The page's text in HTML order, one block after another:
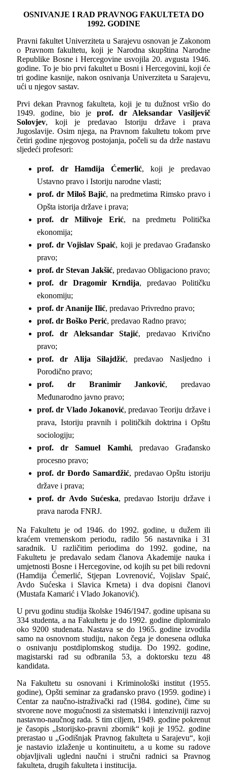
OSNIVANJE I RAD PRAVNOG FAKULTETA DO
1992. GODINE
Pravni fakultet Univerziteta u Sarajevu osnovan je Zakonom
o Pravnom fakultetu, koji je Narodna skupština Narodne
Republike Bosne i Hercegovine usvojila 20. avgusta 1946.
godine. To je bio prvi fakultet u Bosni i Hercegovini, koji će
tri godine kasnije, nakon osnivanja Univerziteta u Sarajevu,
ući u njegov sastav.
Prvi dekan Pravnog fakulteta, koji je tu dužnost vršio do
1949. godine, bio je prof. dr Aleksandar Vasiljevič
Solovjev, koji je predavao Istoriju države i prava
Jugoslavije. Osim njega, na Pravnom fakultetu tokom prve
četiri godine njegovog postojanja, počeli su da drže nastavu
sljedeći profesori:
prof. dr Hamdija Ćemerlić, koji je predavao
Ustavno pravo i Istoriju narodne vlasti;
prof. dr Miloš Bajić, na predmetima Rimsko pravo i
Opšta istorija države i prava;
prof. dr Milivoje Erić, na predmetu Politička
ekonomija;
prof. dr Vojislav Spaić, koji je predavao Građansko
pravo;
prof. dr Stevan Jakšić, predavao Obligaciono pravo;
prof. dr Dragomir Krndija, predavao Političku
ekonomiju;
prof. dr Ananije Ilić, predavao Privredno pravo;
prof. dr Boško Perić, predavao Radno pravo;
prof. dr Aleksandar Stajić, predavao Krivično
pravo;
prof. dr Alija Silajdžić, predavao Nasljedno i
Porodično pravo;
prof. dr Branimir Janković, predavao
Međunarodno javno pravo;
prof. dr Vlado Jokanović, predavao Teoriju države i
prava, Istoriju pravnih i političkih doktrina i Opštu
sociologiju;
prof. dr Samuel Kamhi, predavao Građansko
procesno pravo;
prof. dr Đorđo Samardžić, predavao Opštu istoriju
države i prava;
prof. dr Avdo Sućeska, predavao Istoriju države i
prava naroda FNRJ.
Na Fakultetu je od 1946. do 1992. godine, u dužem ili
kraćem vremenskom periodu, radilo 56 nastavnika i 31
saradnik. U različitim periodima do 1992. godine, na
Fakultetu je predavalo sedam članova Akademije nauka i
umjetnosti Bosne i Hercegovine, od kojih su pet bili redovni
(Hamdija Ćemerlić, Stjepan Lovrenović, Vojislav Spaić,
Avdo Sućeska i Slavica Krneta) i dva dopisni članovi
(Mustafa Kamarić i Vlado Jokanović).
U prvu godinu studija školske 1946/1947. godine upisana su
334 studenta, a na Fakultetu je do 1992. godine diplomiralo
oko 9200 studenata. Nastava se do 1965. godine izvodila
samo na osnovnom studiju, nakon čega je donesena odluka
o osnivanju postdiplomskog studija. Do 1992. godine,
magistarski rad su odbranila 53, a doktorsku tezu 48
kandidata.
Na Fakultetu su osnovani i Kriminološki institut (1955.
godine), Opšti seminar za građansko pravo (1959. godine) i
Centar za naučno-istraživački rad (1984. godine), čime su
stvorene nove mogućnosti za sistematski i intenzivniji razvoj
nastavno-naučnog rada. S tim ciljem, 1949. godine pokrenut
je časopis „Istorijsko-pravni zbornik“ koji je 1952. godine
prerastao u „Godišnjak Pravnog fakulteta u Sarajevu“, koji
je nastavio izlaženje u kontinuitetu, a u kome su radove
objavljivali ugledni naučni i stručni radnici sa Pravnog
fakulteta, drugih fakulteta i institucija.